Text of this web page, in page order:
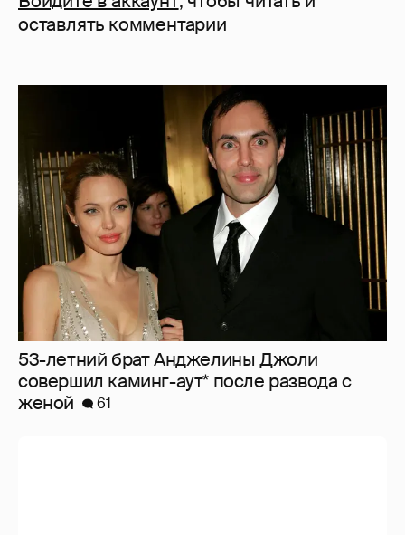
оставлять комментарии
53-летний брат Анджелины Джоли
совершил каминг-аут* после развода с
женой
61